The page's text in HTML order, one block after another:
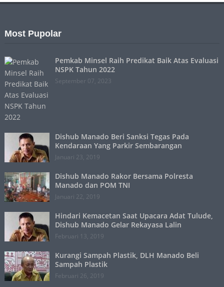
Most Pupolar
Pemkab Minsel Raih Predikat Baik Atas Evaluasi
NSPK Tahun 2022
September 07, 2023
Dishub Manado Beri Sanksi Tegas Pada
Kendaraan Yang Parkir Sembarangan
Januari 23, 2019
Dishub Manado Rakor Bersama Polresta
Manado dan POM TNI
Januari 22, 2019
Hindari Kemacetan Saat Upacara Adat Tulude,
Dishub Manado Gelar Rekayasa Lalin
Februari 13, 2019
Kurangi Sampah Plastik, DLH Manado Beli
Sampah Plastik
Februari 26, 2019